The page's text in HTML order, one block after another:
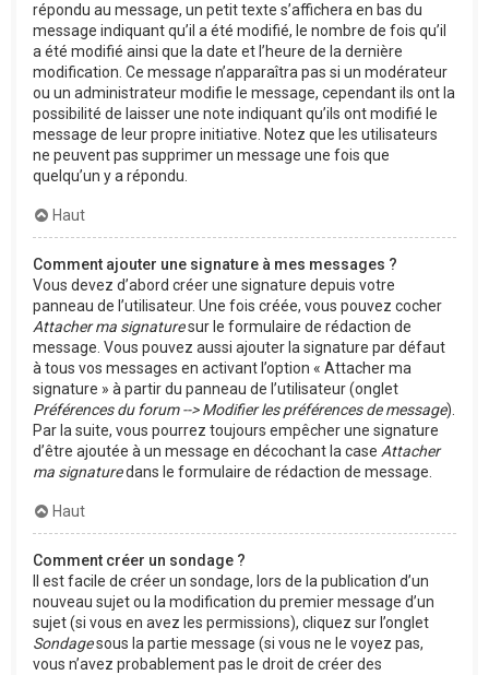
répondu au message, un petit texte s’affichera en bas du
message indiquant qu’il a été modifié, le nombre de fois qu’il
a été modifié ainsi que la date et l’heure de la dernière
modification. Ce message n’apparaîtra pas si un modérateur
ou un administrateur modifie le message, cependant ils ont la
possibilité de laisser une note indiquant qu’ils ont modifié le
message de leur propre initiative. Notez que les utilisateurs
ne peuvent pas supprimer un message une fois que
quelqu’un y a répondu.
Haut
Comment ajouter une signature à mes messages ?
Vous devez d’abord créer une signature depuis votre
panneau de l’utilisateur. Une fois créée, vous pouvez cocher
Attacher ma signaturesur le formulaire de rédaction de
message. Vous pouvez aussi ajouter la signature par défaut
à tous vos messages en activant l’option « Attacher ma
signature » à partir du panneau de l’utilisateur (onglet
Préférences du forum --> Modifier les préférences de message).
Par la suite, vous pourrez toujours empêcher une signature
d’être ajoutée à un message en décochant la case Attacher
ma signaturedans le formulaire de rédaction de message.
Haut
Comment créer un sondage ?
Il est facile de créer un sondage, lors de la publication d’un
nouveau sujet ou la modification du premier message d’un
sujet (si vous en avez les permissions), cliquez sur l’onglet
Sondagesous la partie message (si vous ne le voyez pas,
vous n’avez probablement pas le droit de créer des